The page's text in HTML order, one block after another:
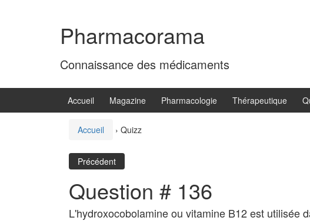
Pharmacorama
Connaissance des médicaments
Accueil Magazine Pharmacologie Thérapeutique
Accueil › Quizz
Précédent
Question # 136
L'hydroxocobolamine ou vitamine B12 est utilisée